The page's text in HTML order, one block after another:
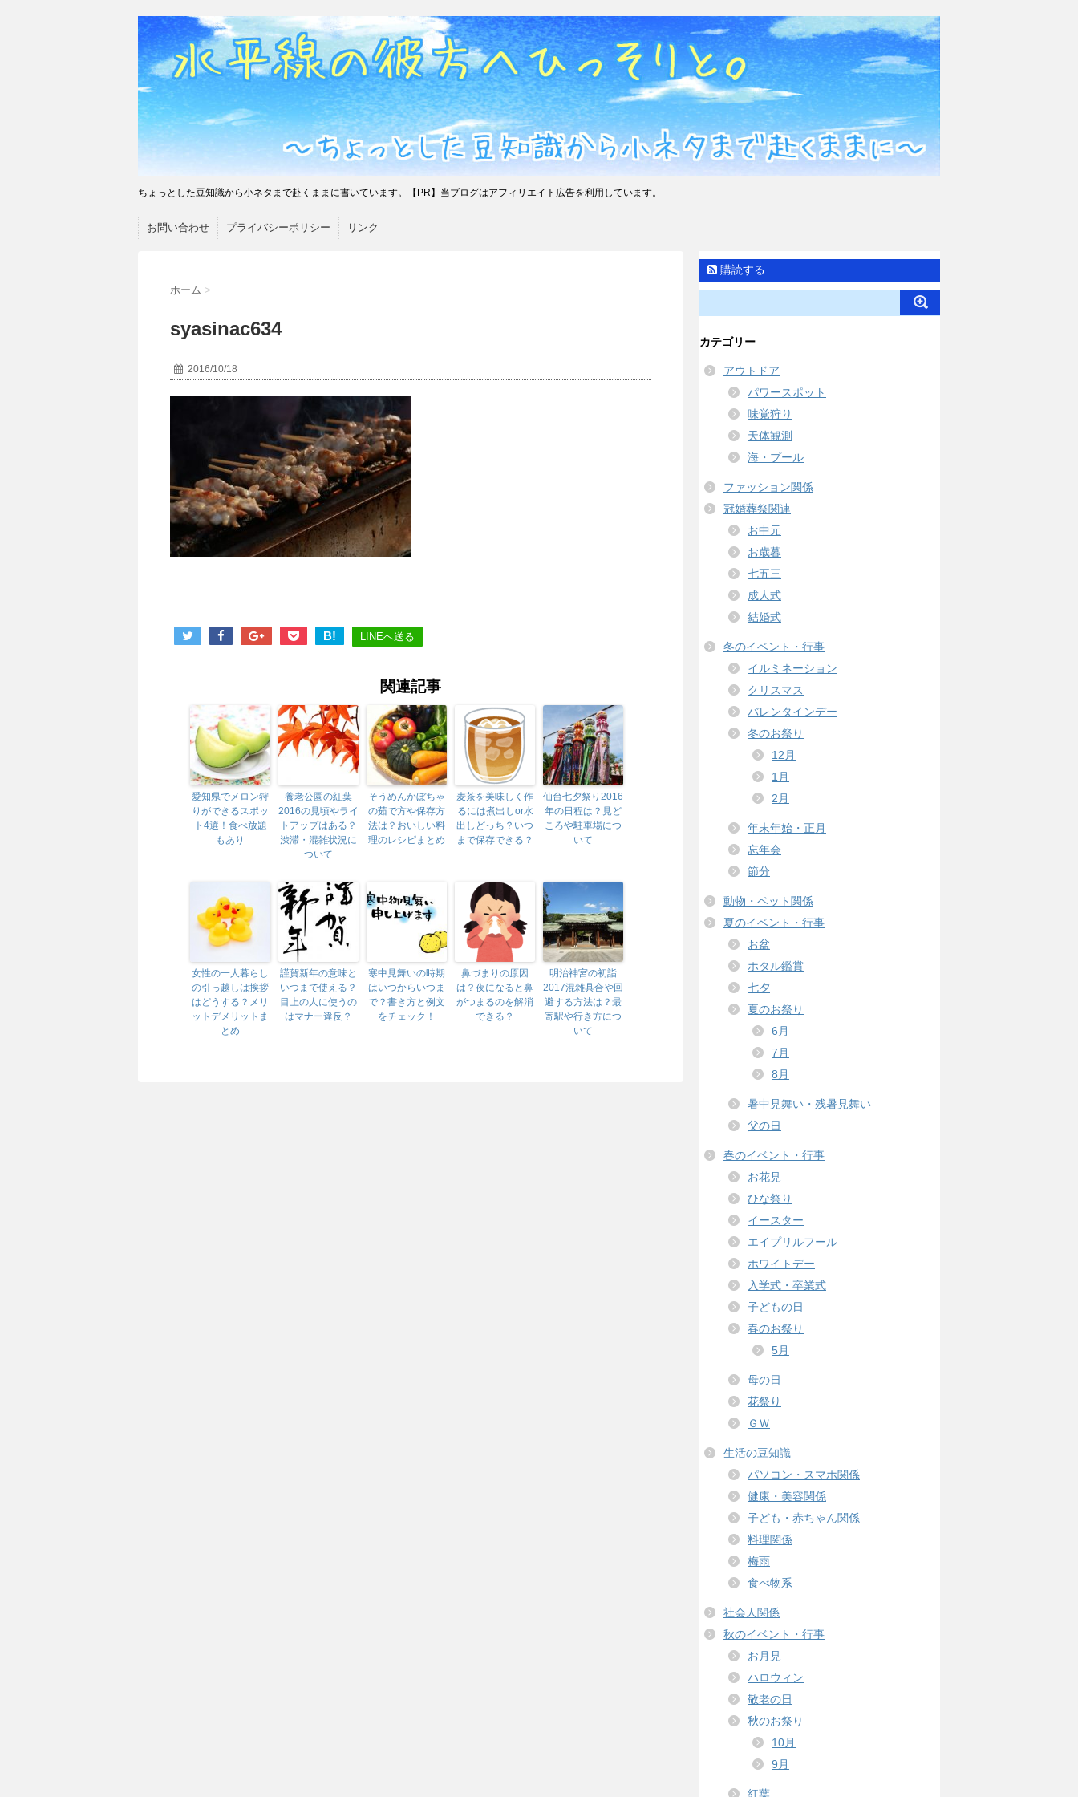
ちょっとした豆知識から小ネタまで赴くままに書いています。【PR】当ブログはアフィリエイト広告を利用しています。
お問い合わせ プライバシーポリシー リンク
ホーム >
syasinac634
2016/10/18
B! LINEへ送る
関連記事
愛知県でメロン狩
りができるスポッ
ト4選！食べ放題
もあり
養老公園の紅葉
2016の見頃やライ
トアップはある？
渋滞・混雑状況に
ついて
そうめんかぼちゃ
の茹で方や保存方
法は？おいしい料
理のレシピまとめ
麦茶を美味しく作
るには煮出しor水
出しどっち？いつ
まで保存できる？
仙台七夕祭り2016
年の日程は？見ど
ころや駐車場につ
いて
女性の一人暮らし
の引っ越しは挨拶
はどうする？メリ
ットデメリットま
とめ
謹賀新年の意味と
いつまで使える？
目上の人に使うの
はマナー違反？
寒中見舞いの時期
はいつからいつま
で？書き方と例文
をチェック！
鼻づまりの原因
は？夜になると鼻
がつまるのを解消
できる？
明治神宮の初詣
2017混雑具合や回
避する方法は？最
寄駅や行き方につ
いて
購読する
カテゴリー
アウトドア
パワースポット
味覚狩り
天体観測
海・プール
ファッション関係
冠婚葬祭関連
お中元
お歳暮
七五三
成人式
結婚式
冬のイベント・行事
イルミネーション
クリスマス
バレンタインデー
冬のお祭り
12月
1月
2月
年末年始・正月
忘年会
節分
動物・ペット関係
夏のイベント・行事
お盆
ホタル鑑賞
七夕
夏のお祭り
6月
7月
8月
暑中見舞い・残暑見舞い
父の日
春のイベント・行事
お花見
ひな祭り
イースター
エイプリルフール
ホワイトデー
入学式・卒業式
子どもの日
春のお祭り
5月
母の日
花祭り
ＧＷ
生活の豆知識
パソコン・スマホ関係
健康・美容関係
子ども・赤ちゃん関係
料理関係
梅雨
食べ物系
社会人関係
秋のイベント・行事
お月見
ハロウィン
敬老の日
秋のお祭り
10月
9月
紅葉